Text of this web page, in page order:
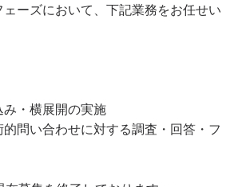
ーズにおいて、下記業務をお任せい
み・横展開の実施
的問い合わせに対する調査・回答・フ